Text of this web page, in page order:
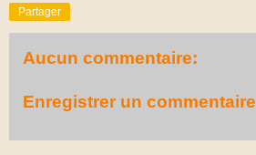
Partager
Aucun commentaire:
Enregistrer un commentaire